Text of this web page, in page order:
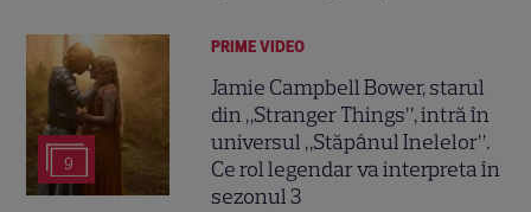
9
PRIME VIDEO
Jamie Campbell Bower, starul
din „Stranger Things”, intră în
universul „Stăpânul Inelelor”.
Ce rol legendar va interpreta în
sezonul 3